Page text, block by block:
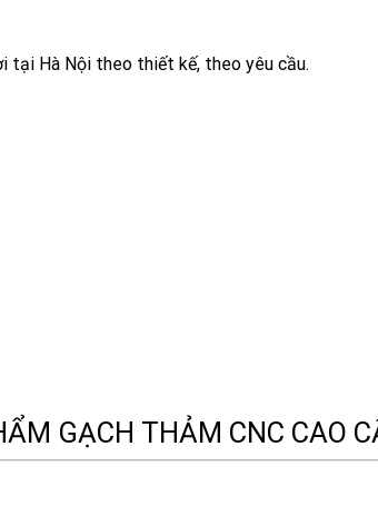
tại Hà Nội theo thiết kế, theo yêu cầu.
GẠCH THẢM CNC CAO